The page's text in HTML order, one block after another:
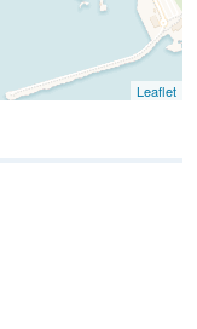
Leaflet